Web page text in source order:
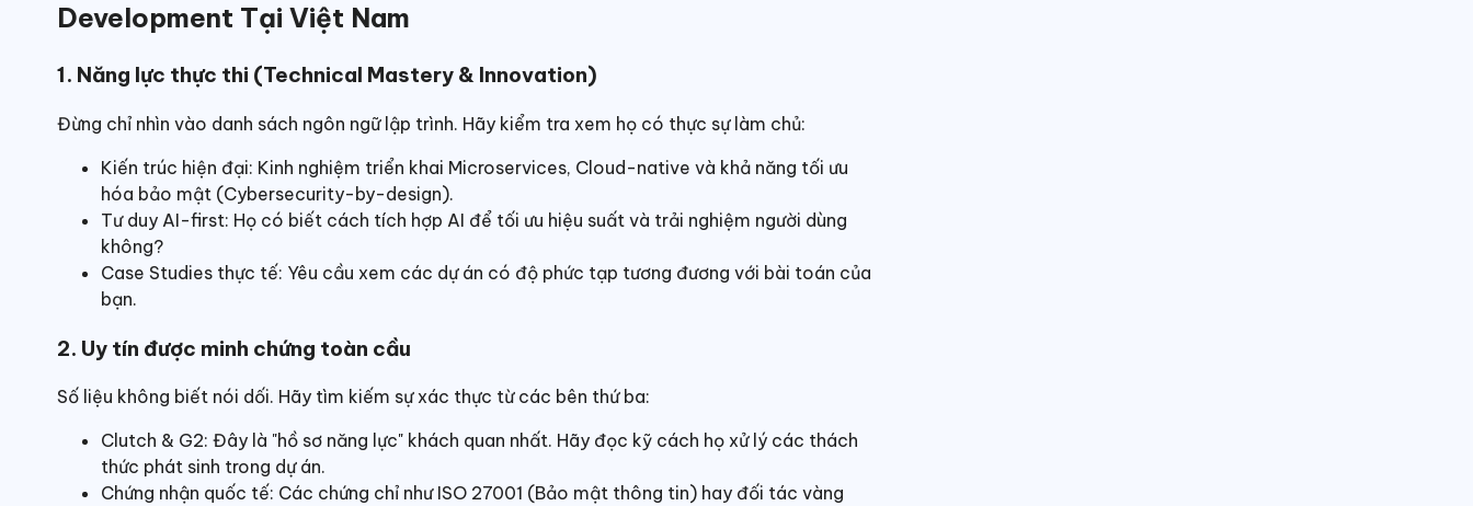
Development Tại Việt Nam
1. Năng lực thực thi (Technical Mastery & Innovation)
Đừng chỉ nhìn vào danh sách ngôn ngữ lập trình. Hãy kiểm tra xem họ có thực sự làm chủ:
Kiến trúc hiện đại: Kinh nghiệm triển khai Microservices, Cloud-native và khả năng tối ưu
hóa bảo mật (Cybersecurity-by-design).
Tư duy AI-first: Họ có biết cách tích hợp AI để tối ưu hiệu suất và trải nghiệm người dùng
không?
Case Studies thực tế: Yêu cầu xem các dự án có độ phức tạp tương đương với bài toán của
bạn.
2. Uy tín được minh chứng toàn cầu
Số liệu không biết nói dối. Hãy tìm kiếm sự xác thực từ các bên thứ ba:
Clutch & G2: Đây là "hồ sơ năng lực" khách quan nhất. Hãy đọc kỹ cách họ xử lý các thách
thức phát sinh trong dự án.
Chứng nhận quốc tế: Các chứng chỉ như ISO 27001 (Bảo mật thông tin) hay đối tác vàng